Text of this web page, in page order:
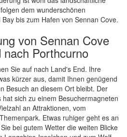
dem wunderschönen
bis zum Hafen von Sennan Cove.
von Sennan Cove
Porthcurno
Sie auf nach Land's End. Ihre
kürzer aus, damit Ihnen genügend
Besuch an diesem Ort bleibt. Der
sich zu einem Besuchermagneten
an Attraktionen, vom
Etwas ruhiger geht es an
bei gutem Wetter die weiten Blicke